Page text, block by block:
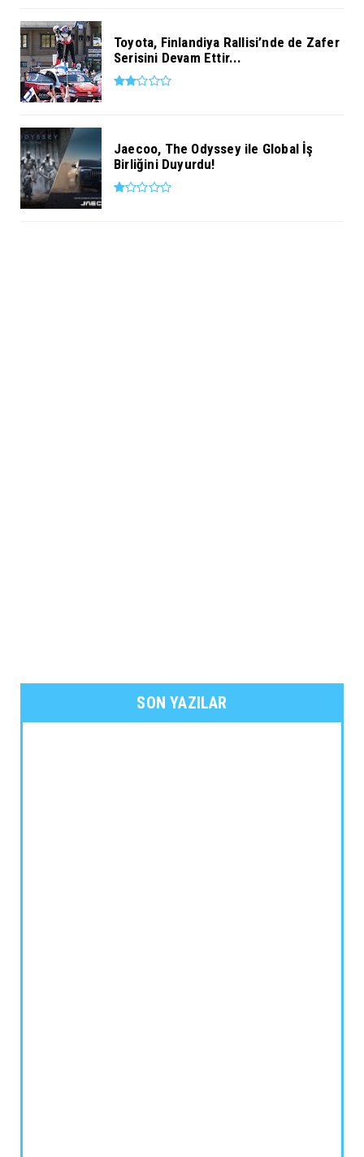
Toyota, Finlandiya Rallisi’nde de Zafer
Serisini Devam Ettir...
Jaecoo, The Odyssey ile Global İş
Birliğini Duyurdu!
SON YAZILAR